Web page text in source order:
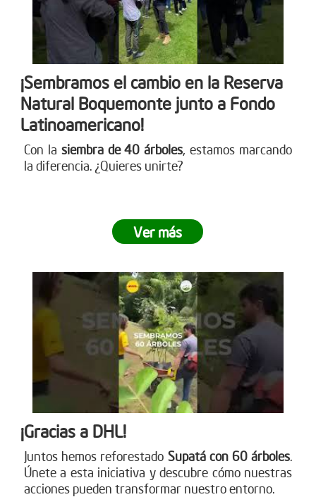
¡Sembramos el cambio en la Reserva
Natural Boquemonte junto a Fondo
Latinoamericano!
Con la siembra de 40 árboles, estamos marcando
la diferencia. ¿Quieres unirte?
Ver más
¡Gracias a DHL!
Juntos hemos reforestado Supatá con 60 árboles.
Únete a esta iniciativa y descubre cómo nuestras
acciones pueden transformar nuestro entorno.